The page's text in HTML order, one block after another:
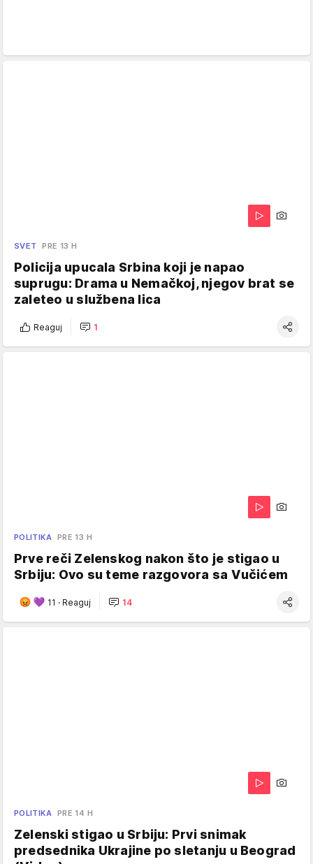
SVET PRE 13 H
Policija upucala Srbina koji je napao
suprugu: Drama u Nemačkoj, njegov brat se
zaleteo u službena lica
Reaguj 1
POLITIKA PRE 13 H
Prve reči Zelenskog nakon što je stigao u
Srbiju: Ovo su teme razgovora sa Vučićem
11 · Reaguj 14
POLITIKA PRE 14 H
Zelenski stigao u Srbiju: Prvi snimak
predsednika Ukrajine po sletanju u Beograd